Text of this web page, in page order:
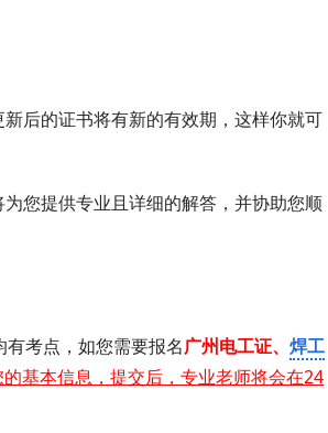
后的证书将有新的有效期，这样你就可
您提供专业且详细的解答，并协助您顺
有考点，如您需要 报名广州电工证 、 焊工
基本信息，提交后，专业老师将会在24